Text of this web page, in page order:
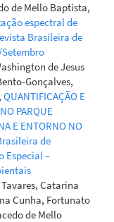
Alexandre
Henrique
Carneiro Souto,
Luiz Ferrari,
Moura
and priority
Ecology,
de Mello Baptista,
espectral de
Brasileira de
de Jesus
Gonçalves,
QUANTIFICAÇÃO E
PARQUE
E ENTORNO NO
de
Especial –
Catarina
Cunha, Fortunato
de Mello